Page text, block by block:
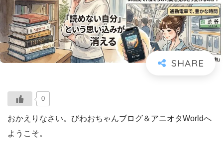
0
おかえりなさい。びわおちゃんブログ＆アニオタWorldへ
ようこそ。